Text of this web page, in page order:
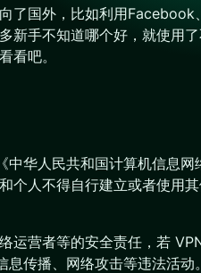
了国外，比如利用
新手不知道哪个好，就使用
看吧。
华人民共和国计算机信息
个人不得自行建立或者使用
运营者等的安全责任，若
传播、网络攻击等违法活动。